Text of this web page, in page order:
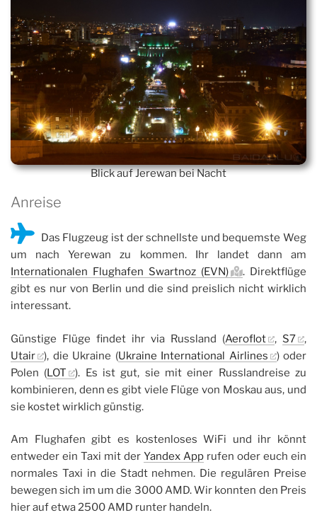
Blick auf Jerewan bei Nacht
Anreise
Das Flugzeug ist der schnellste und bequemste Weg
um nach Yerewan zu kommen. Ihr landet dann am
Internationalen Flughafen Swartnoz (EVN)
. Direktflüge
gibt es nur von Berlin und die sind preislich nicht wirklich
interessant.
Günstige Flüge findet ihr via Russland (Aeroflot , S7
,
Utair
), die Ukraine (Ukraine International Airlines
) oder
Polen (LOT
). Es ist gut, sie mit einer Russlandreise zu
kombinieren, denn es gibt viele Flüge von Moskau aus, und
sie kostet wirklich günstig.
Am Flughafen gibt es kostenloses WiFi und ihr könnt
entweder ein Taxi mit der Yandex App rufen oder euch ein
normales Taxi in die Stadt nehmen. Die regulären Preise
bewegen sich im um die 3000 AMD. Wir konnten den Preis
hier auf etwa 2500 AMD runter handeln.